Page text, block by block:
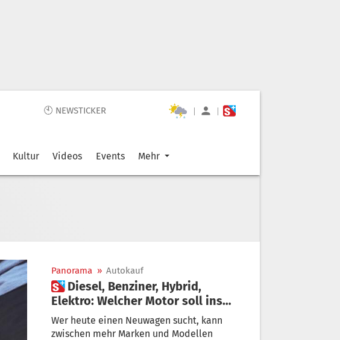
🕙 NEWSTICKER | |
Kultur Videos Events Mehr
Panorama » Autokauf
 Diesel, Benziner, Hybrid,
Elektro: Welcher Motor soll ins
neue Auto?
Wer heute einen Neuwagen sucht, kann
zwischen mehr Marken und Modellen